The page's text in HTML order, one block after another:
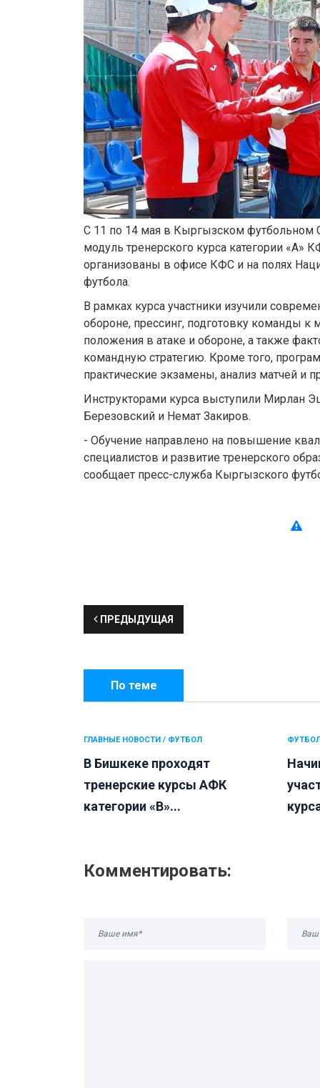
С 11 по 14 мая в Кыргызском футбольном
модуль тренерского курса категории «А»
организованы в офисе КФС и на полях
футбола.
В рамках курса участники изучили
обороне, прессинг, подготовку команды к
положения в атаке и обороне, а также
командную стратегию. Кроме того,
практические экзамены, анализ матчей и
Инструкторами курса выступили Мирлан
Березовский и Немат Закиров.
- Обучение направлено на повышение
специалистов и развитие тренерского
сообщает пресс-служба Кыргызского
ПРЕДЫДУЩАЯ
По теме
ГЛАВНЫЕ НОВОСТИ / ФУТБОЛ
В Бишкеке проходят
тренерские курсы АФК
категории «B»...
Комментировать: